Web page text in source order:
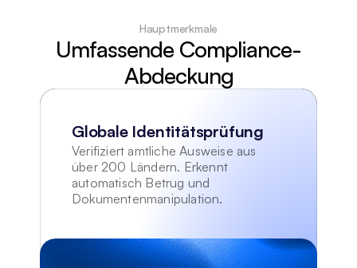
Hauptmerkmale
Umfassende Compliance-
Abdeckung
Globale Identitätsprüfung
Verifiziert amtliche Ausweise aus
über 200 Ländern. Erkennt
automatisch Betrug und
Dokumentenmanipulation.